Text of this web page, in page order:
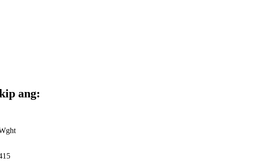
ang: